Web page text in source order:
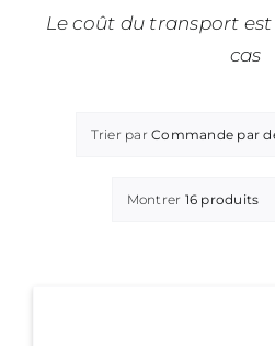
Le coût du transport
cas
Trier parCommande par
Montrer 16 produits